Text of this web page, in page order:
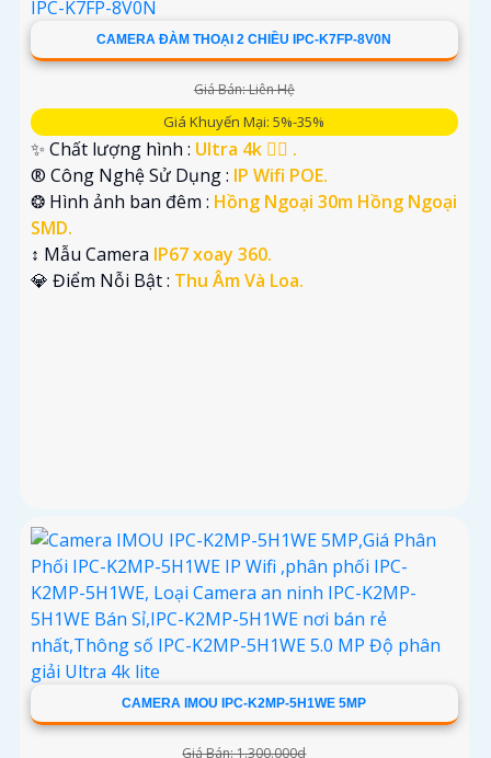
CAMERA ĐÀM THOẠI 2 CHIỀU IPC-K7FP-8V0N
Giá Bán: Liên Hệ
Giá Khuyến Mại: 5%-35%
✨ Chất lượng hình : Ultra 4k 👍🏾 .
®️ Công Nghệ Sử Dụng : IP Wifi POE.
❂ Hình ảnh ban đêm : Hồng Ngoại 30m Hồng Ngoại
SMD.
↕️ Mẫu Camera IP67 xoay 360.
️💎 Điểm Nỗi Bật : Thu Âm Và Loa.
CAMERA IMOU IPC-K2MP-5H1WE 5MP
Giá Bán: 1.300.000d